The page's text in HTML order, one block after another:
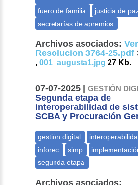
Archivos asociados: Ver
Resolucion 3764-25.pdf
,001_augusta1.jpg 27 Kb.
07-07-2025 |GESTIÓN
Segunda etapa de
interoperabilidad de
SCBA y Procuración
Archivos asociados: